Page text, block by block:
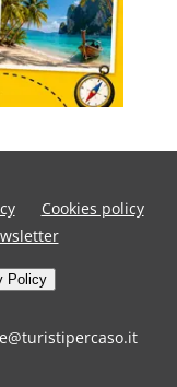
Cookies policy
Policy